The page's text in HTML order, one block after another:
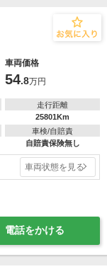
車両価格
54.8万円
走行距離
25801Km
車検/自賠責
自賠責保険無し
車両状態を見る
電話をかける